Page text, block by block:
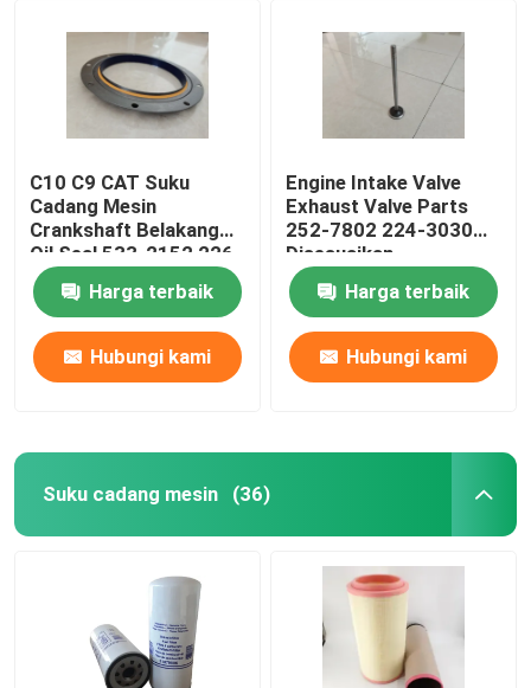
C10 C9 CAT Suku
Cadang Mesin
Crankshaft Belakang
Oil Seal 533-2152 226-
4757 2264757
Harga terbaik
Hubungi kami
Engine Intake Valve
Exhaust Valve Parts
252-7802 224-3030
Disesuaikan
Harga terbaik
Hubungi kami
Suku cadang mesin (36)